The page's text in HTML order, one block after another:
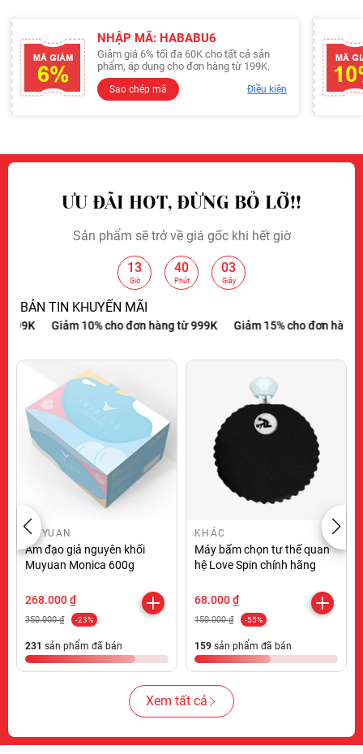
NHẬP MÃ: HABABU6
Giảm giá 6% tối đa 60K cho tất cả sản
phẩm, áp dụng cho đơn hàng từ 199K.
Sao chép mã Điều kiện
ƯU ĐÃI HOT, ĐỪNG BỎ LỠ!!
Sản phẩm sẽ trở về giá gốc khi hết giờ
13
Giờ
40
Phút
02
Giây
BẢN TIN KHUYẾN MÃI
hàng từ 299K Giảm 10% cho đơn hàng từ 999K Giảm 15% cho
MUYUAN
Âm đạo giả nguyên khối
Muyuan Monica 600g
268.000 ₫
350.000 ₫ -23%
231 sản phẩm đã bán
KHÁC
Máy bấm chọn tư thế quan
hệ Love Spin chính hãng
68.000 ₫
150.000 ₫ -55%
159 sản phẩm đã bán
Xem tất cả